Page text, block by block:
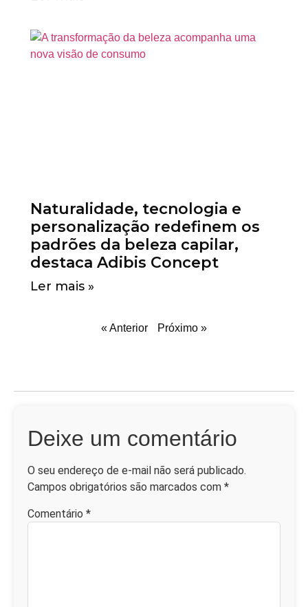
Naturalidade, tecnologia e
personalização redefinem os
padrões da beleza capilar,
destaca Adibis Concept
Ler mais »
« Anterior Próximo »
Deixe um comentário
O seu endereço de e-mail não será publicado.
Campos obrigatórios são marcados com *
Comentário *